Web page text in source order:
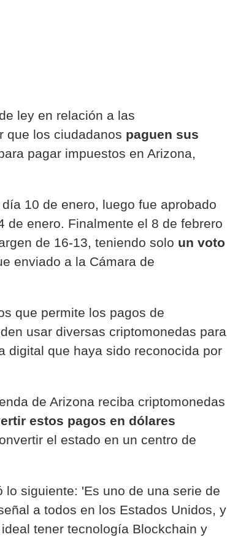
ley en relación a las
que los ciudadanos paguen sus
pagar impuestos en Arizona,
10 de enero, luego fue aprobado
de enero. Finalmente el 8 de febrero
de 16-13, teniendo solo un voto
enviado a la Cámara de
que permite los pagos de
usar diversas criptomonedas para
digital que haya sido reconocida por
de Arizona reciba criptomonedas
estos pagos en dólares
el estado en un centro de
siguiente: 'Es uno de una serie de
a todos en los Estados Unidos, y
tener tecnología Blockchain y